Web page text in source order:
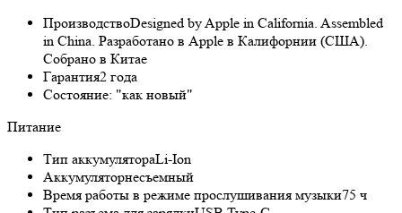
ПроизводствоDesigned by Apple in California. Assembled
in China. Разработано в Apple в Калифорнии (США).
Собрано в Китае
Гарантия2 года
Состояние: "как новый"
Питание
Тип аккумулятораLi-Ion
Аккумуляторнесъемный
Время работы в режиме прослушивания музыки75 ч